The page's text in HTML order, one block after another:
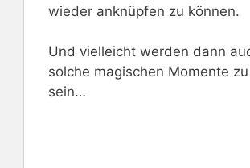
wieder anknüpfen zu können.
Und vielleicht werden dann
solche magischen Momente
sein…